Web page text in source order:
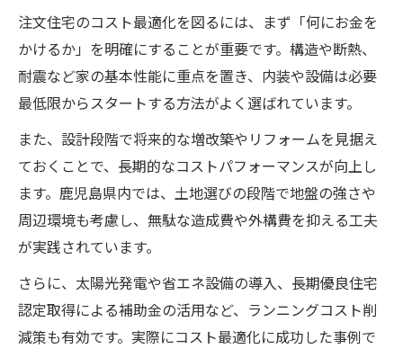
注文住宅のコスト最適化を図るには、まず「何にお金を
かけるか」を明確にすることが重要です。構造や断熱、
耐震など家の基本性能に重点を置き、内装や設備は必要
最低限からスタートする方法がよく選ばれています。
また、設計段階で将来的な増改築やリフォームを見据え
ておくことで、長期的なコストパフォーマンスが向上し
ます。鹿児島県内では、土地選びの段階で地盤の強さや
周辺環境も考慮し、無駄な造成費や外構費を抑える工夫
が実践されています。
さらに、太陽光発電や省エネ設備の導入、長期優良住宅
認定取得による補助金の活用など、ランニングコスト削
減策も有効です。実際にコスト最適化に成功した事例で